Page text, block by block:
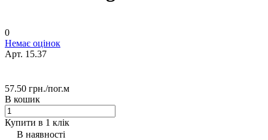
0
Немає оцінок
Арт. 15.37
57.50 грн./пог.м
В кошик
Купити в 1 клік
В наявності